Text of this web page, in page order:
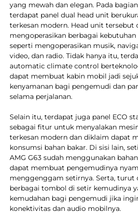
yang mewah dan elegan. Pada
terdapat panel dual head unit
terkesan modern. Head unit tersebut
mengoperasikan berbagai
seperti mengoperasikan musik,
video, dan radio. Tidak hanya itu,
automatic climate control
dapat membuat kabin mobil jadi
kenyamanan bagi pengemudi dan
selama perjalanan.
Selain itu, terdapat juga panel ECO
sebagai fitur untuk menyalakan
terkesan modern dan diklaim dapat
konsumsi bahan bakar. Di sisi lain,
AMG G63 sudah menggunakan
dapat membuat pengemudinya
menggenggam setirnya. Serta, turut
berbagai tombol di setir kemudinya
kemudahan bagi pengemudi jika
konektivitas dan audio mobilnya.